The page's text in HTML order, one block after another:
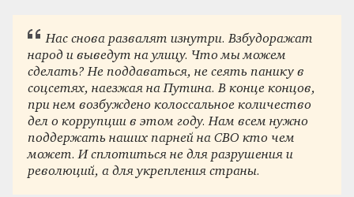
Нас снова развалят изнутри. Взбудоражат
народ и выведут на улицу. Что мы можем
сделать? Не поддаваться, не сеять панику в
соцсетях, наезжая на Путина. В конце концов,
при нем возбуждено колоссальное количество
дел о коррупции в этом году. Нам всем нужно
поддержать наших парней на СВО кто чем
может. И сплотиться не для разрушения и
революций, а для укрепления страны.